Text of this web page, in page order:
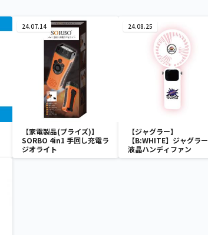
24.07.14
【家電製品(プライズ)】
SORBO 4in1 手回し充電ラ
ジオライト
24.08.25
【ジャグラー】
【B:WHITE】ジャグラー
液晶ハンディファン